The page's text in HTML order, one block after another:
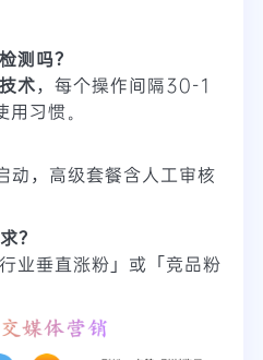
测吗？
术，每个操作间隔30-1
习惯。
动，高级套餐含人工审核
？
业垂直涨粉」或「竞品粉